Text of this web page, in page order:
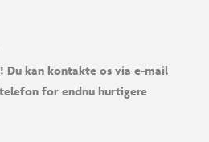
kan kontakte os via e-mail
for endnu hurtigere